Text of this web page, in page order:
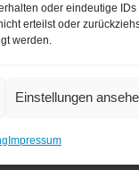
oder eindeutige IDs
erteilst oder
werden.
Einstellungen
Impressum
die nach der
keine
orientiert, wird